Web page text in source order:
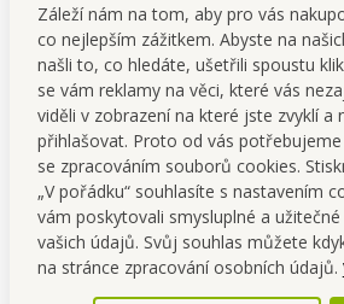
Záleží nám na tom, aby pro vás
co nejlepším zážitkem. Abyste na
našli to, co hledáte, ušetřili spoustu
se vám reklamy na věci, které vás
viděli v zobrazení na které jste zvyklí a
přihlašovat. Proto od vás potřebujeme
se zpracováním souborů cookies.
„V pořádku“ souhlasíte s nastavením
vám poskytovali smysluplné a
vašich údajů. Svůj souhlas můžete
na stránce zpracování osobních údajů.
Hlavní benefity produktu:
Oboustranný silikonový povrch
zároveň šetrné mytí.
Odstraňuje mastnotu a
nádobí.
Lze ji prát v myčce nádobí i v
Dlouhá životnost– odolná vůči
Hygienická a bez zápachu– silikon
ani vodu.
Šetrná k citlivým povrchům